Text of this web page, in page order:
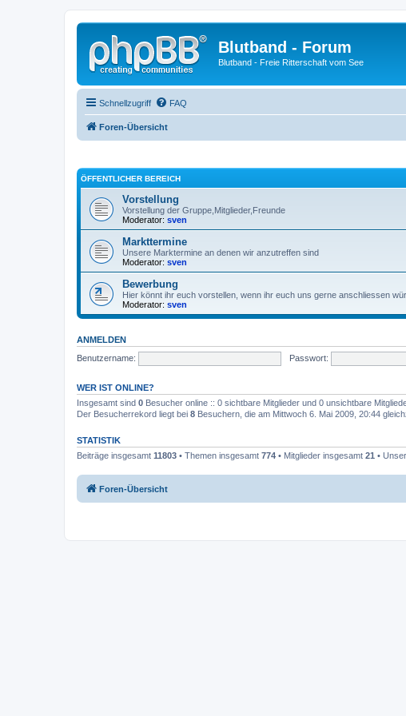
Blutband - Forum
Blutband - Freie Ritterschaft vom See
Schnellzugriff FAQ
Foren-Übersicht
ÖFFENTLICHER BEREICH
Vorstellung
Vorstellung der Gruppe,Mitglieder,Freunde
Moderator: sven
Markttermine
Unsere Marktermine an denen wir anzutreffen sind
Moderator: sven
Bewerbung
Hier könnt ihr euch vorstellen, wenn ihr euch uns gerne anschliessen
Moderator: sven
ANMELDEN
Benutzername:
Passwort:
WER IST ONLINE?
Insgesamt sind 0 Besucher online :: 0 sichtbare Mitglieder und 0 unsichtbare
Der Besucherrekord liegt bei 8 Besuchern, die am Mittwoch 6. Mai 2009, 20:44
STATISTIK
Beiträge insgesamt 11803 • Themen insgesamt 774 • Mitglieder insgesamt 21 •
Foren-Übersicht